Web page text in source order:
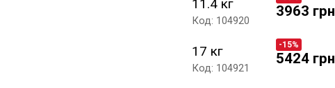
11.4 кг
Код: 104920
3963 грн
17 кг
Код: 104921
-15%
5424 грн